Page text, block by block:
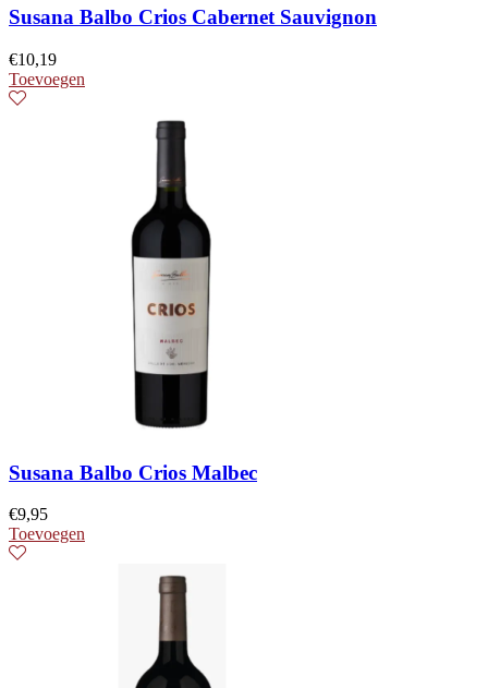
Susana Balbo Crios Cabernet Sauvignon
€10,19
Toevoegen
Susana Balbo Crios Malbec
€9,95
Toevoegen